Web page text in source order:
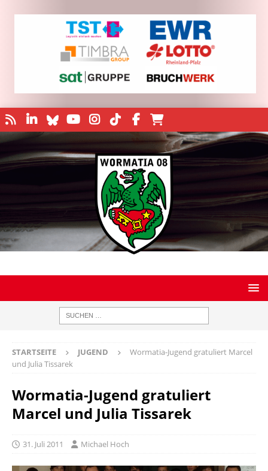
STARTSEITE JUGEND
Wormatia-Jugend gratuliert Marcel
und Julia Tissarek
Wormatia-Jugend gratuliert
Marcel und Julia Tissarek
31. Juli 2011 Michael Hoch